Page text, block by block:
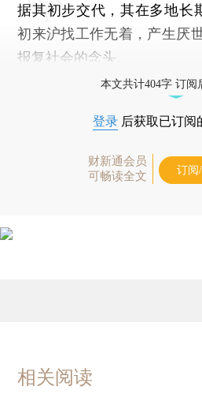
据其初步交代，其在多地长
初来沪找工作无着，产生厌
报复社会的念头。
本文共计404字 订阅
登录 后获取已订阅
财新通会员
可畅读全文
订阅
相关阅读